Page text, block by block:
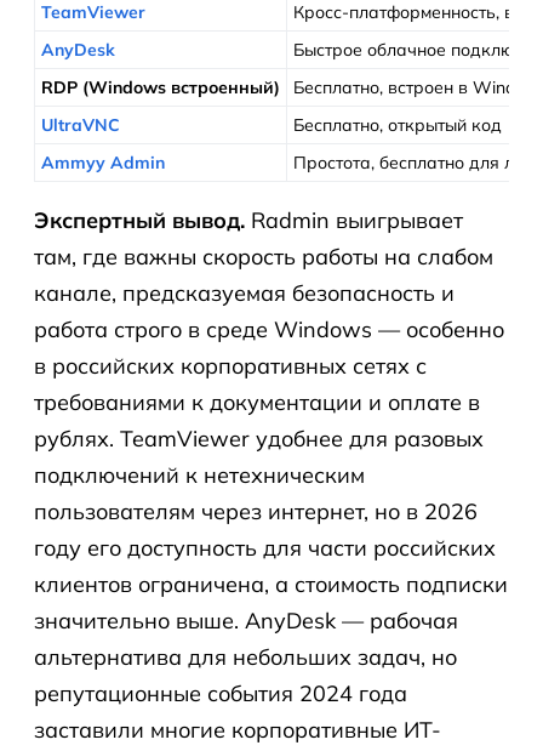
TeamViewer
Кросс-платформенность,
AnyDesk
Быстрое облачное
RDP (Windows встроенный)
Бесплатно, встроен в
UltraVNC
Бесплатно, открытый код
Ammyy Admin
Простота, бесплатно для
Экспертный вывод. Radmin выигрывает
там, где важны скорость работы на слабом
канале, предсказуемая безопасность и
работа строго в среде Windows — особенно
в российских корпоративных сетях с
требованиями к документации и оплате в
рублях. TeamViewer удобнее для разовых
подключений к нетехническим
пользователям через интернет, но в 2026
году его доступность для части российских
клиентов ограничена, а стоимость подписки
значительно выше. AnyDesk — рабочая
альтернатива для небольших задач, но
репутационные события 2024 года
заставили многие корпоративные ИТ-